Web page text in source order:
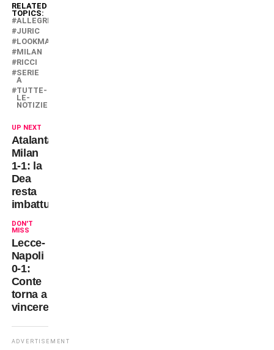
RELATED
TOPICS:
ALLEGRI
JURIC
LOOKMAN
MILAN
RICCI
SERIE
A
TUTTE-
LE-
NOTIZIE
UP NEXT
Atalanta-
Milan
1-1: la
Dea
resta
imbattuta
DON'T
MISS
Lecce-
Napoli
0-1:
Conte
torna a
vincere
ADVERTISEMENT